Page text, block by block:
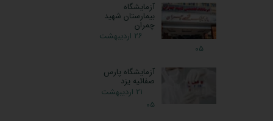
آزمایشگاه
بیمارستان شهید
چمران
۲۶ اردیبهشت
۰۵
آزمایشگاه پارس
صفائیه یزد
۲۱ اردیبهشت
۰۵